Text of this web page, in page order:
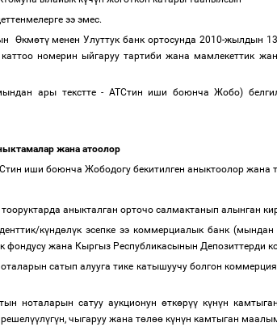
ээ эмес.
Өкмөтүменен Улуттук банк ортосунда 2010-жылдын
номерин ыйгаруу тартиби жана мамлекеттик
ары текстте - АТСтин иши боюнча Жобо)
жана атоолор
иши боюнча Жободогу бекитилген аныктоолор жана
аныкталган орточо салмактанып алынган
күндөлүк эсепке ээ коммерциалык банк
жана Кыргыз Республикасынын Депозиттерди
сатып алууга тике катышуучу болгон
ноталарын сатуу аукционун өткөрүү күнүн
үүлүгүн, чыгаруу жана төлөө күнүн камтыган